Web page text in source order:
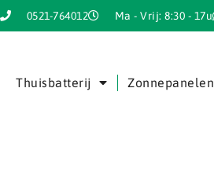
0521-764012 Ma - Vrij: 8:30 - 17u
Thuisbatterij Zonnepanelen